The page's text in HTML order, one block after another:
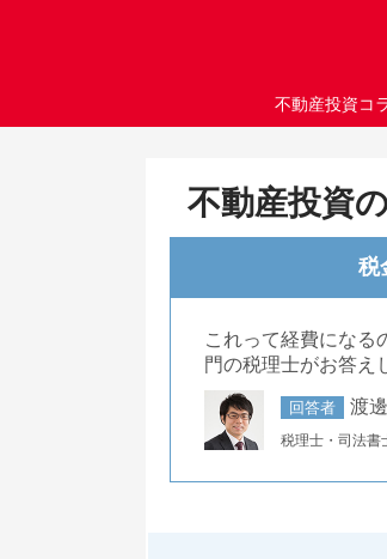
不動産投資コ
不動産投資の
税
これって経費になる
門の税理士がお答え
回答者 渡
税理士・司法書